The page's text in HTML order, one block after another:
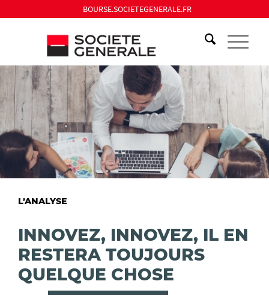
BOURSE.SOCIETEGENERALE.FR
L’ANALYSE
INNOVEZ, INNOVEZ, IL EN
RESTERA TOUJOURS
QUELQUE CHOSE